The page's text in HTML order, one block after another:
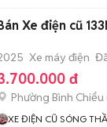
Xe điện cũ
Xe máy điện
đ
Phường Bình
XE ĐIỆN CŨ SÓNG